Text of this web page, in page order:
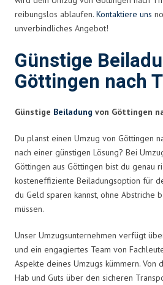
reibungslos ablaufen. Kontaktiere uns
unverbindliches Angebot!
Günstige
Göttingen nach
Günstige Beiladung von Göttingen
Du planst einen Umzug von Göttingen
nach einer günstigen Lösung? Bei
Göttingen aus Göttingen bist du genau
kosteneffiziente Beiladungsoption für
du Geld sparen kannst, ohne Abstriche
müssen.
Unser Umzugsunternehmen verfügt
und ein engagiertes Team von
Aspekte deines Umzugs kümmern. Von
Hab und Guts über den sicheren